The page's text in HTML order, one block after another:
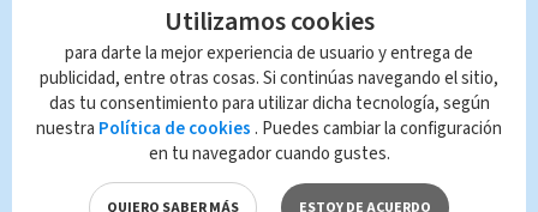
Mi Casa es su Casa, 05 de
Utilizamos cookies
para darte la mejor experiencia de usuario y entrega de
publicidad, entre otras cosas. Si continúas navegando el sitio,
das tu consentimiento para utilizar dicha tecnología, según
nuestra Política de cookies . Puedes cambiar la configuración
en tu navegador cuando gustes.
QUIERO SABER MÁS ESTOY DE ACUERDO